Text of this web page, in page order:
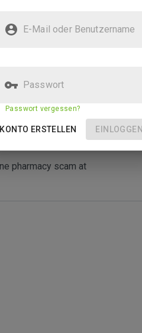
pharmacy scam at
E-Mail oder Benutzername
Passwort
Passwort vergessen?
KONTO ERSTELLEN EINLOGGEN